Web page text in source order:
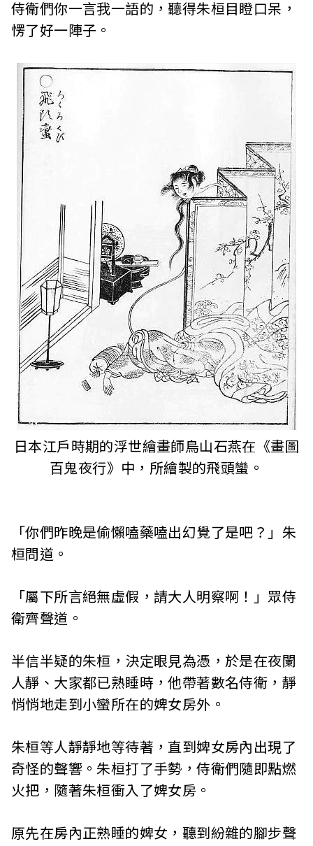
侍衛們你一言我一語的，聽得朱桓目瞪口呆，
愣了好一陣子。
日本江戶時期的浮世繪畫師鳥山石燕在《畫圖
百鬼夜行》中，所繪製的飛頭蠻。
「你們昨晚是偷懶嗑藥嗑出幻覺了是吧？」朱
桓問道。
「屬下所言絕無虛假，請大人明察啊！」眾侍
衛齊聲道。
半信半疑的朱桓，決定眼見為憑，於是在夜闌
人靜、大家都已熟睡時，他帶著數名侍衛，靜
悄悄地走到小蠻所在的婢女房外。
朱桓等人靜靜地等待著，直到婢女房內出現了
奇怪的聲響。朱桓打了手勢，侍衛們隨即點燃
火把，隨著朱桓衝入了婢女房。
原先在房內正熟睡的婢女，聽到紛雜的腳步聲